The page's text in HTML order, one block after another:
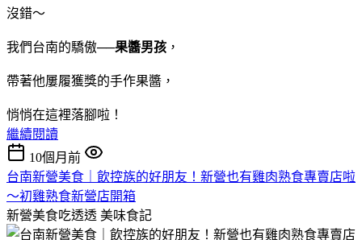
沒錯～
我們台南的驕傲──果醬男孩 ，
帶著他屢履獲獎的手作果醬，
悄悄在這裡落腳啦！
繼續閱讀
10個月前
台南新營美食｜飲控族的好朋友！新營也有雞肉熟食專賣店啦
～初雞熟食新營店開箱
新營美食吃透透 美味食記